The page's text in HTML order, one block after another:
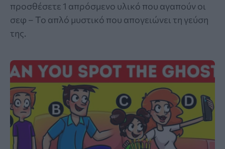
προσθέσετε 1 απρόσμενο υλικό που αγαπούν οι
σεφ – Το απλό μυστικό που απογειώνει τη γεύση
της.